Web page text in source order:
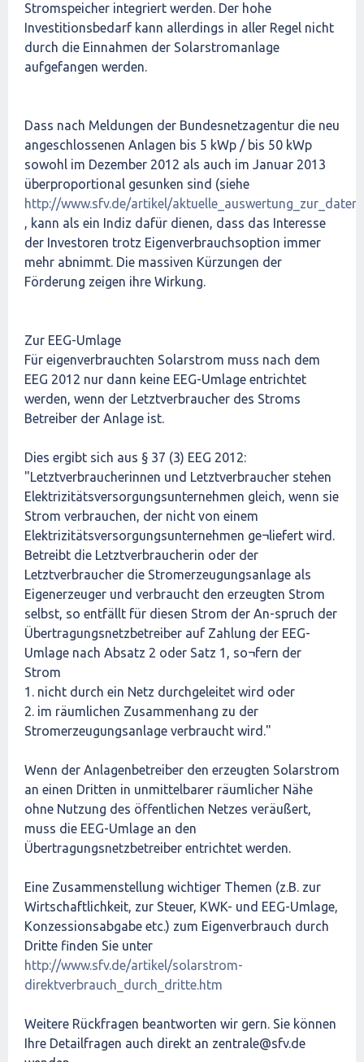
Stromspeicher integriert werden. Der hohe
Investitionsbedarf kann allerdings in aller Regel nicht
durch die Einnahmen der Solarstromanlage
aufgefangen werden.
Dass nach Meldungen der Bundesnetzagentur die neu
angeschlossenen Anlagen bis 5 kWp / bis 50 kWp
sowohl im Dezember 2012 als auch im Januar 2013
überproportional gesunken sind (siehe
http://www.sfv.de/artikel/
, kann als ein Indiz dafür dienen, dass das Interesse
der Investoren trotz Eigenverbrauchsoption immer
mehr abnimmt. Die massiven Kürzungen der
Förderung zeigen ihre Wirkung.
Zur EEG-Umlage
Für eigenverbrauchten Solarstrom muss nach dem
EEG 2012 nur dann keine EEG-Umlage entrichtet
werden, wenn der Letztverbraucher des Stroms
Betreiber der Anlage ist.
Dies ergibt sich aus § 37 (3) EEG 2012:
"Letztverbraucherinnen und Letztverbraucher stehen
Elektrizitätsversorgungsunternehmen gleich, wenn sie
Strom verbrauchen, der nicht von einem
Elektrizitätsversorgungsunternehmen ge¬liefert wird.
Betreibt die Letztverbraucherin oder der
Letztverbraucher die Stromerzeugungsanlage als
Eigenerzeuger und verbraucht den erzeugten Strom
selbst, so entfällt für diesen Strom der An-spruch der
Übertragungsnetzbetreiber auf Zahlung der EEG-
Umlage nach Absatz 2 oder Satz 1, so¬fern der
Strom
1. nicht durch ein Netz durchgeleitet wird oder
2. im räumlichen Zusammenhang zu der
Stromerzeugungsanlage verbraucht wird."
Wenn der Anlagenbetreiber den erzeugten Solarstrom
an einen Dritten in unmittelbarer räumlicher Nähe
ohne Nutzung des öffentlichen Netzes veräußert,
muss die EEG-Umlage an den
Übertragungsnetzbetreiber entrichtet werden.
Eine Zusammenstellung wichtiger Themen (z.B. zur
Wirtschaftlichkeit, zur Steuer, KWK- und EEG-Umlage,
Konzessionsabgabe etc.) zum Eigenverbrauch durch
Dritte finden Sie unter
http://www.sfv.de/artikel/solarstrom-
direktverbrauch_durch_dritte.htm
Weitere Rückfragen beantworten wir gern. Sie können
Ihre Detailfragen auch direkt an zentrale@sfv.de